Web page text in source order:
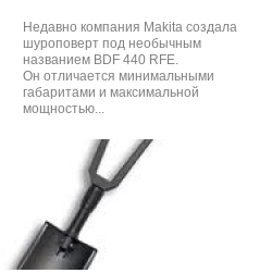
Недавно компания Makita создала
шуроповерт под необычным
названием BDF 440 RFE.
Он отличается минимальными
габаритами и максимальной
мощностью...